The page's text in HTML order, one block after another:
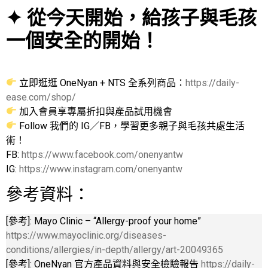
✦ 從今天開始，給孩子與毛孩
一個安全的開始！
立即逛逛 OneNyan + NTS 全系列商品：https://daily-
ease.com/shop/
加入會員享專屬折扣與產品試用機會
Follow 我們的 IG／FB，學習更多親子與毛孩共處生活
術！
FB: https://www.facebook.com/onenyantw
IG: https://www.instagram.com/onenyantw
參考資料：
[參考]: Mayo Clinic – “Allergy-proof your home”
https://www.mayoclinic.org/diseases-
conditions/allergies/in-depth/allergy/art-20049365
[參考]: OneNyan 官方產品資料與安全檢驗報告 https://daily-